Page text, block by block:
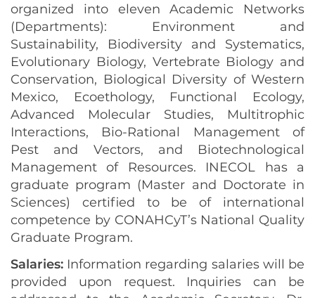
organized into eleven Academic Networks
(Departments): Environment and
Sustainability, Biodiversity and Systematics,
Evolutionary Biology, Vertebrate Biology and
Conservation, Biological Diversity of Western
Mexico, Ecoethology, Functional Ecology,
Advanced Molecular Studies, Multitrophic
Interactions, Bio-Rational Management of
Pest and Vectors, and Biotechnological
Management of Resources. INECOL has a
graduate program (Master and Doctorate in
Sciences) certified to be of international
competence by CONAHCyT’s National Quality
Graduate Program.
Salaries: Information regarding salaries will be
provided upon request. Inquiries can be